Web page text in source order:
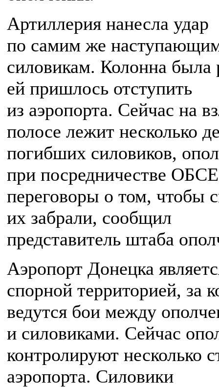
Артиллерия нанесла удар
по самим же
силовикам. Колонна была
ей пришлось отступить
из аэропорта. Сейчас на
полосе лежит несколько
погибших силовиков,
при посредничестве
переговоры о том, чтобы
их забрали, сообщил
представитель штаба
Аэропорт Донецка
спорной территорией, за
ведутся бои между
и силовиками. Сейчас
контролируют несколько
аэропорта. Силовики